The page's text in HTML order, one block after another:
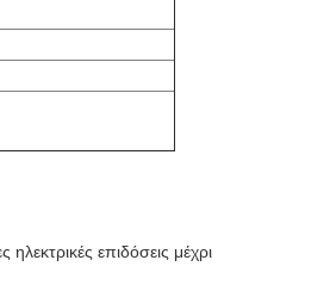
επιδόσεις μέχρι